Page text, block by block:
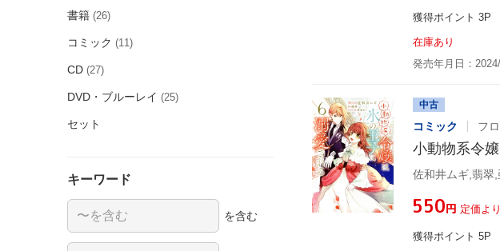
獲得ポイント 3P
在庫あり
発売年月日：
中古
コミック フ
小動物系令
佐和井ムギ,翡翠,
¥550円 定価よ
獲得ポイント 5P
書籍 (26)
コミック (11)
CD (27)
DVD・ブルーレイ (25)
セット
キーワード
を含む